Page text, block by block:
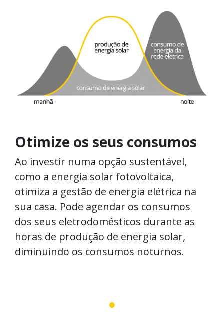
Otimize os seus consumos
Ao investir numa opção sustentável,
como a energia solar fotovoltaica,
otimiza a gestão de energia elétrica na
sua casa. Pode agendar os consumos
dos seus eletrodomésticos durante as
horas de produção de energia solar,
diminuindo os consumos noturnos.